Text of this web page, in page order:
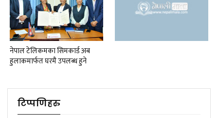
नेपाल टेलिकमका सिमकार्ड अब
हुलाकमार्फत घरमै उपलब्ध हुने
टिप्पणिहरु